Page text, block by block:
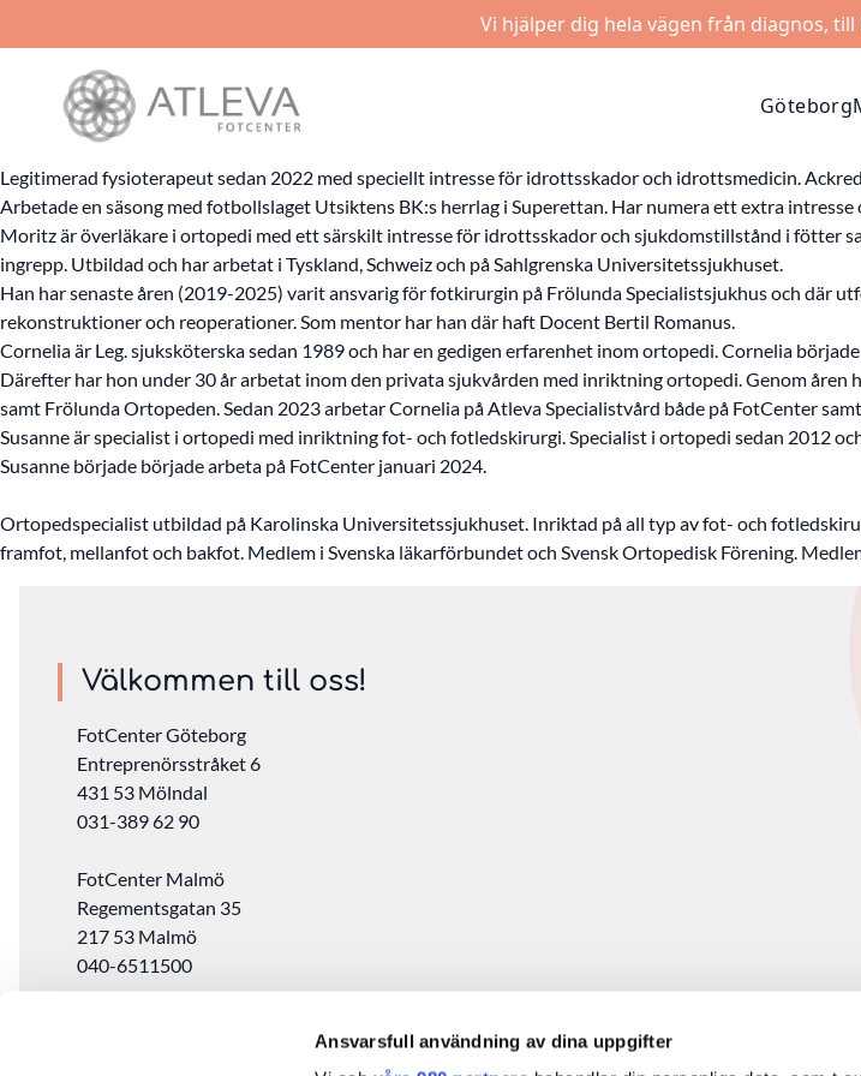
Ansvarsfull användning av dina uppgifter
Vi hjälper dig hela vägen från diagnos,
Göteborg
Legitimerad fysioterapeut sedan 2022 med speciellt intresse för idrottsskador och idrottsmedicin.
Arbetade en säsong med fotbollslaget Utsiktens BK:s herrlag i Superettan. Har numera ett extra
Moritz är överläkare i ortopedi med ett särskilt intresse för idrottsskador och sjukdomstillstånd i fötter
ingrepp. Utbildad och har arbetat i Tyskland, Schweiz och på Sahlgrenska Universitetssjukhuset.
Han har senaste åren (2019-2025) varit ansvarig för fotkirurgin på Frölunda Specialistsjukhus och
rekonstruktioner och reoperationer. Som mentor har han där haft Docent Bertil Romanus.
Cornelia är Leg. sjuksköterska sedan 1989 och har en gedigen erfarenhet inom ortopedi. Cornelia
Därefter har hon under 30 år arbetat inom den privata sjukvården med inriktning ortopedi. Genom
samt Frölunda Ortopeden. Sedan 2023 arbetar Cornelia på Atleva Specialistvård både på FotCenter
Susanne är specialist i ortopedi med inriktning fot- och fotledskirurgi. Specialist i ortopedi sedan 2012
Susanne började började arbeta på FotCenter januari 2024.
Ortopedspecialist utbildad på Karolinska Universitetssjukhuset. Inriktad på all typ av fot- och
framfot, mellanfot och bakfot. Medlem i Svenska läkarförbundet och Svensk Ortopedisk Förening.
Välkommen till oss!
FotCenter Göteborg
Entreprenörsstråket 6
431 53 Mölndal
031-389 62 90
FotCenter Malmö
Regementsgatan 35
217 53 Malmö
040-6511500